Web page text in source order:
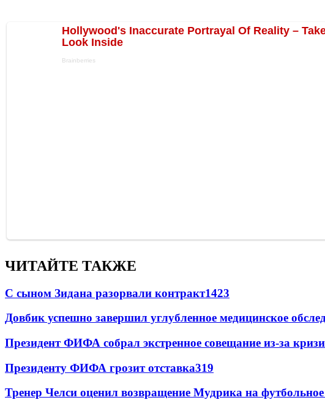
ЧИТАЙТЕ ТАКЖЕ
С сыном Зидана разорвали контракт1423
Довбик успешно завершил углубленное медицинское
Президент ФИФА собрал экстренное совещание из-за
Президенту ФИФА грозит отставка319
Тренер Челси оценил возвращение Мудрика на